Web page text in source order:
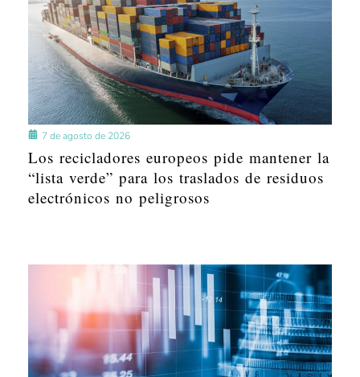
7 de agosto de 2026
Los recicladores europeos pide mantener la
“lista verde” para los traslados de residuos
electrónicos no peligrosos